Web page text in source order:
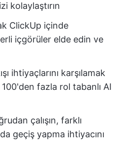
kolaylaştırın
ClickUp içinde
içgörüler elde edin ve
ihtiyaçlarını karşılamak
fazla rol tabanlı AI
çalışın, farklı
geçiş yapma ihtiyacını